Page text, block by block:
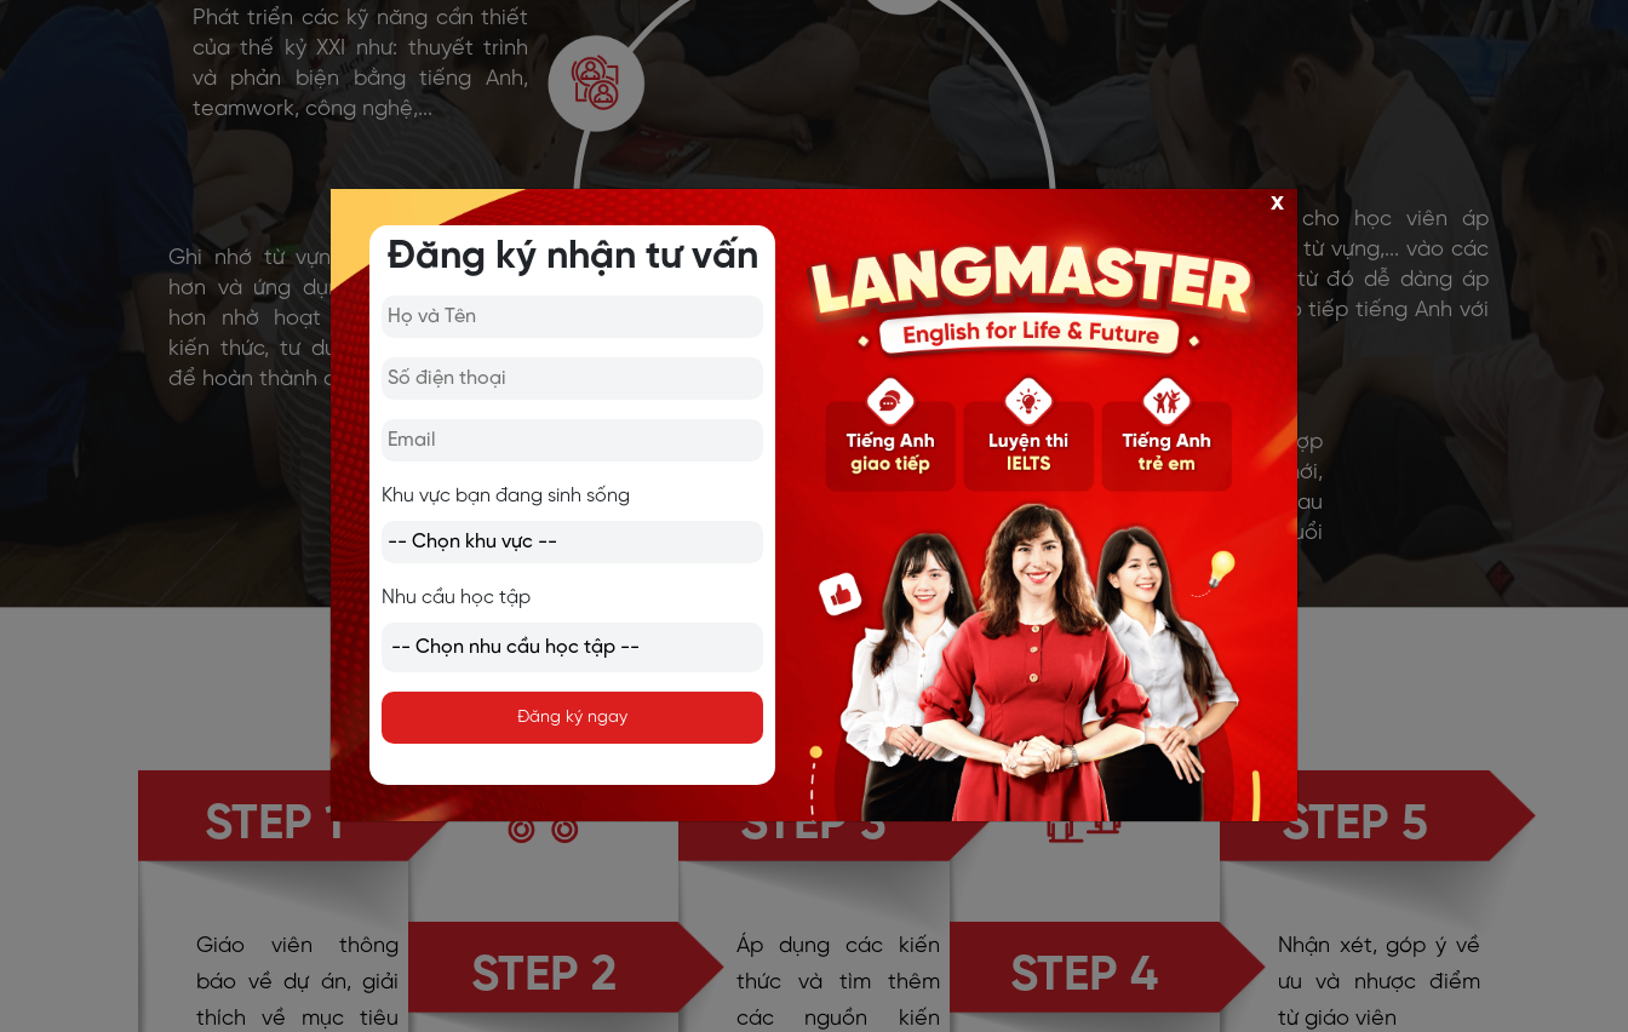
Tạo điều kiện cho học viên áp
dụng ngữ pháp, từ vựng,... vào các
dự án thực tế, từ đó dễ dàng áp
dụng trong giao tiếp tiếng Anh với
người ngoài
Phát triển các kỹ năng cần thiết
của thế kỷ XXI như: thuyết trình
và phản biện bằng tiếng Anh,
teamwork, công nghệ,...
Ghi nhớ từ vựng, ngữ pháp lâu
hơn và ứng dụng kiến thức tốt
hơn nhờ hoạt động hệ thống
kiến thức, tư duy sâu, sáng tạo
để hoàn thành các dự án
Nâng cao khả năng giao tiếp, hợp
tác, có những mối quan hệ mới,
tăng sự gắn kết với tập thể sau
những bài tập nhóm, các buổi
thuyết trình và thảo luận
5 BƯỚC ỨNG DỤNG PBL TẠI LANGMASTER
STEP 1
Giáo viên thông
báo về dự án, giải
thích về mục tiêu
STEP 2
STEP 3
Áp dụng các kiến
thức và tìm thêm
các nguồn kiến
STEP 4
STEP 5
Nhận xét, góp ý về
ưu và nhược điểm
từ giáo viên
Đăng ký nhận tư vấn
Khu vực bạn đang sinh sống
Nhu cầu học tập
Đăng ký ngay
x